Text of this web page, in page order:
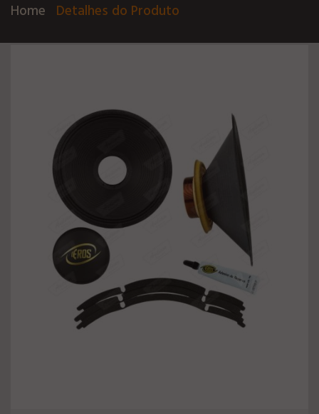
Home Detalhes do Produto